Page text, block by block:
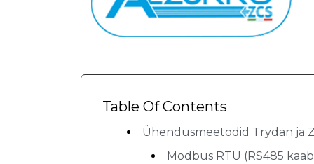
Table Of Contents
Ühendusmeetodid Trydan ja
Modbus RTU (RS485